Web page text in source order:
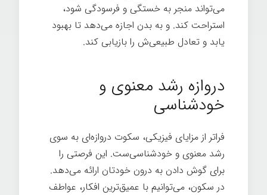
می‌تواند منجر به خستگی و فرسودگی شود،
استراحت کند. و به بدن اجازه می‌دهد تا بهبود
یابد و تعادل طبیعی‌ش را بازیابی کند.
دروازه رشد معنوی و
خودشناسی
فراتر از مزایای فیزیکی، سکوت دروازه‌ای به سوی
رشد معنوی و خودشناسی‌ست. این فرصتی را
برای گوش دادن به درون خودتان ارائه می‌دهد.
در سکون، می‌توانیم با عمیق‌ترین افکار، عواطف